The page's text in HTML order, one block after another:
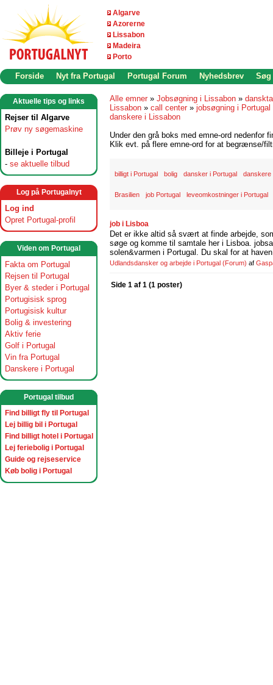
Algarve
Azorerne
Lissabon
Madeira
Porto
Forside Nyt fra Portugal Portugal Forum Nyhedsbrev Søg
Aktuelle tips og links
Rejser til Algarve
Prøv ny søgemaskine
Billeje i Portugal
- se aktuelle tilbud
Log på Portugalnyt
Log ind
Opret Portugal-profil
Viden om Portugal
Fakta om Portugal
Rejsen til Portugal
Byer & steder i Portugal
Portugisisk sprog
Portugisisk kultur
Bolig & investering
Aktiv ferie
Golf i Portugal
Vin fra Portugal
Danskere i Portugal
Portugal tilbud
Find billigt fly til Portugal
Lej billig bil i Portugal
Find billigt hotel i Portugal
Lej feriebolig i Portugal
Guide og rejseservice
Køb bolig i Portugal
Alle emner » Jobsøgning i Lissabon »
Lissabon » call center » jobsøgning i Portugal
danskere i Lissabon
Under den grå boks med emne-ord nedenfor
Klik evt. på flere emne-ord for at begrænse/
billigt i Portugal bolig dansker i Portugal danskere
Brasilien job Portugal leveomkostninger i Portugal
job i Lisboa
Det er ikke altid så svært at finde arbejde,
søge og komme til samtale her i Lisboa.
solen&varmen i Portugal. Du skal for at
Udlandsdansker og arbejde i Portugal (Forum) af
Side 1 af 1 (1 poster)